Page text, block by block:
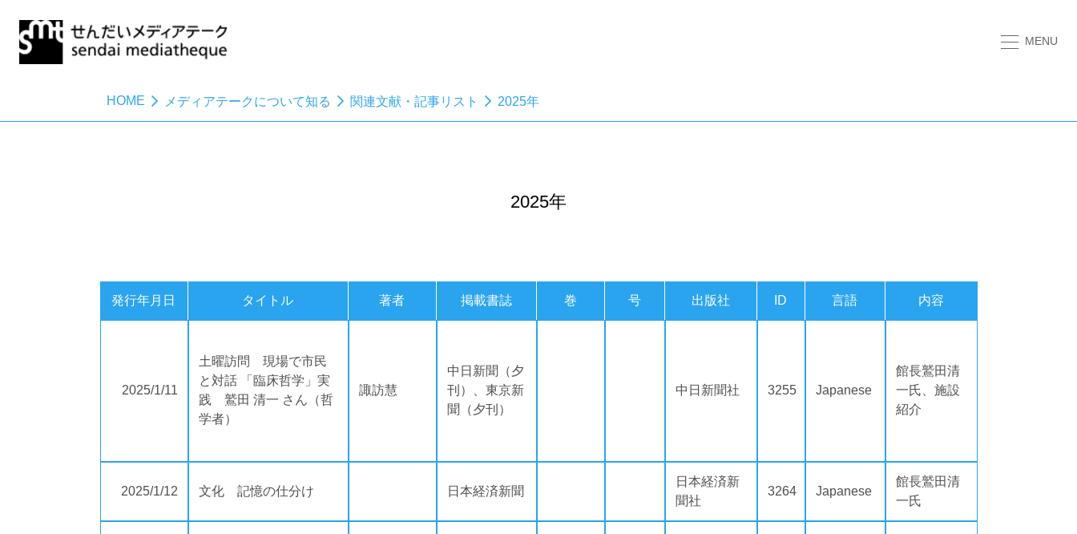
MENU
HOME メディアテークについて知る 関連文献・記事リスト 2025年
2025年
発行年月日 タイトル 著者 掲載書誌 巻 号 出版社 ID 言語 内容
2025/1/11
土曜訪問 現場で市民
と対話 「臨床哲学」実
践 鷲田 清一 さん（哲
学者）
諏訪慧
中日新聞（夕
刊）、東京新
聞（夕刊）
中日新聞社 3255 Japanese
館長鷲田清
一氏、施設
紹介
2025/1/12 文化 記憶の仕分け 日本経済新聞
日本経済新
聞社
3264 Japanese
館長鷲田清
一氏